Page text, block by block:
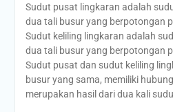
Sudut pusat lingkaran adalah
dua tali busur yang berpotongan
Sudut keliling lingkaran adalah
dua tali busur yang berpotongan
Sudut pusat dan sudut keliling
busur yang sama, memiliki
merupakan hasil dari dua kali